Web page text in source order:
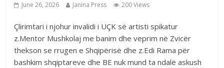
June 26, 2026 Janina Press 200 Views
Çlirimtari i njohur invalidi i UÇK së artisti spikatur
z.Mentor Mushkolaj me banim dhe veprim në Zvicër
thekson se rrugen e Shqipërisë dhe z.Edi Rama për
bashkim shqiptareve dhe BE nuk mund ta ndalë askush